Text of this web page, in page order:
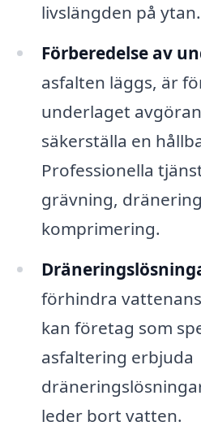
livslängden på ytan.
Förberedelse av
asfalten läggs, är
underlaget
säkerställa en
Professionella
grävning,
komprimering.
förhindra
kan företag som
asfaltering erbjuda
leder bort vatten.